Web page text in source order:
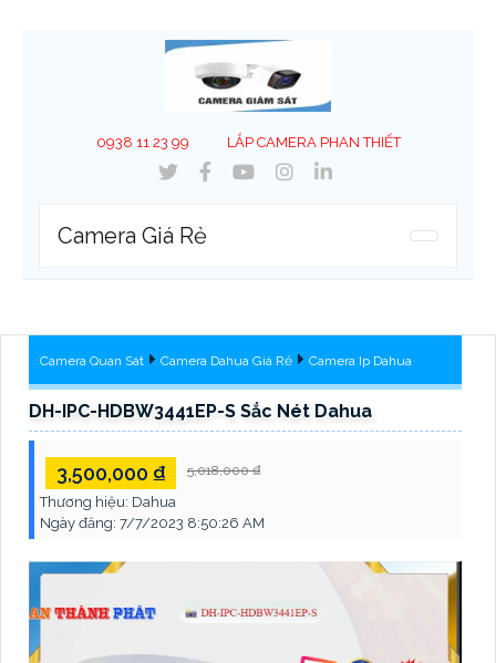
0938 11 23 99 LẮP CAMERA PHAN THIẾT
Camera Giá Rẻ
Camera Quan Sát Camera Dahua Giá Rẻ Camera Ip Dahua
DH-IPC-HDBW3441EP-S Sắc Nét Dahua
3,500,000 ₫ 5,018,000 ₫
Thương hiệu: Dahua
Ngày đăng: 7/7/2023 8:50:26 AM